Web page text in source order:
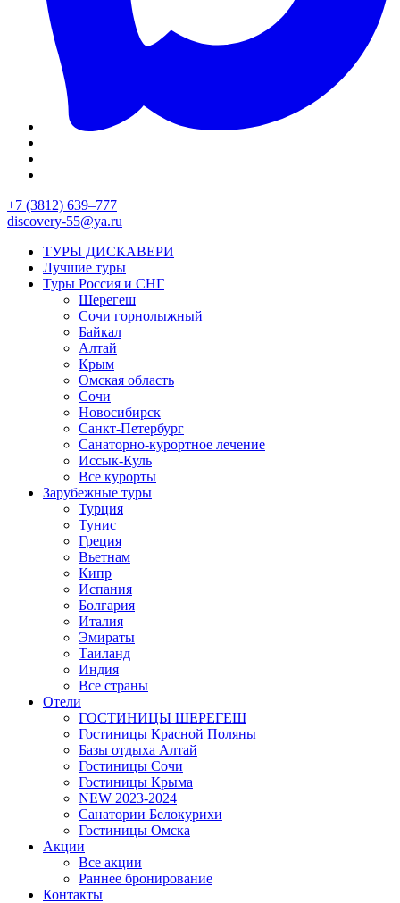
+7 (3812) 639–777
discovery-55@ya.ru
ТУРЫ ДИСКАВЕРИ
Лучшие туры
Туры Россия и СНГ
Шерегеш
Сочи горнолыжный
Байкал
Алтай
Крым
Омская область
Сочи
Новосибирск
Санкт-Петербург
Санаторно-курортное лечение
Иссык-Куль
Все курорты
Зарубежные туры
Турция
Тунис
Греция
Вьетнам
Кипр
Испания
Болгария
Италия
Эмираты
Таиланд
Индия
Все страны
Отели
ГОСТИНИЦЫ ШЕРЕГЕШ
Гостиницы Красной Поляны
Базы отдыха Алтай
Гостиницы Сочи
Гостиницы Крыма
NEW 2023-2024
Санатории Белокурихи
Гостиницы Омска
Акции
Все акции
Раннее бронирование
Контакты